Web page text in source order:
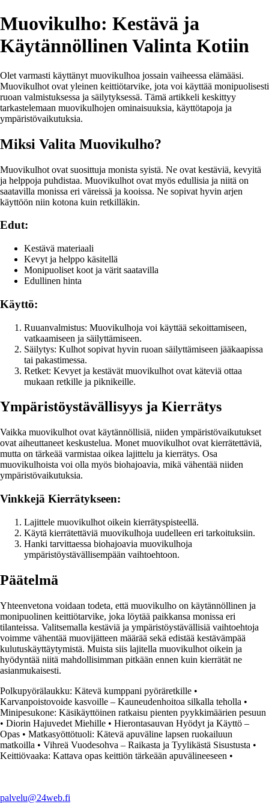
Muovikulho: Kestävä ja
Käytännöllinen Valinta Kotiin
Olet varmasti käyttänyt muovikulhoa jossain vaiheessa elämääsi.
Muovikulhot ovat yleinen keittiötarvike, jota voi käyttää monipuolisesti
ruoan valmistuksessa ja säilytyksessä. Tämä artikkeli keskittyy
tarkastelemaan muovikulhojen ominaisuuksia, käyttötapoja ja
ympäristövaikutuksia.
Miksi Valita Muovikulho?
Muovikulhot ovat suosittuja monista syistä. Ne ovat kestäviä, kevyitä
ja helppoja puhdistaa. Muovikulhot ovat myös edullisia ja niitä on
saatavilla monissa eri väreissä ja kooissa. Ne sopivat hyvin arjen
käyttöön niin kotona kuin retkilläkin.
Edut:
Kestävä materiaali
Kevyt ja helppo käsitellä
Monipuoliset koot ja värit saatavilla
Edullinen hinta
Käyttö:
Ruuanvalmistus: Muovikulhoja voi käyttää sekoittamiseen,
vatkaamiseen ja säilyttämiseen.
Säilytys: Kulhot sopivat hyvin ruoan säilyttämiseen jääkaapissa
tai pakastimessa.
Retket: Kevyet ja kestävät muovikulhot ovat käteviä ottaa
mukaan retkille ja piknikeille.
Ympäristöystävällisyys ja Kierrätys
Vaikka muovikulhot ovat käytännöllisiä, niiden ympäristövaikutukset
ovat aiheuttaneet keskustelua. Monet muovikulhot ovat kierrätettäviä,
mutta on tärkeää varmistaa oikea lajittelu ja kierrätys. Osa
muovikulhoista voi olla myös biohajoavia, mikä vähentää niiden
ympäristövaikutuksia.
Vinkkejä Kierrätykseen:
Lajittele muovikulhot oikein kierrätyspisteellä.
Käytä kierrätettäviä muovikulhoja uudelleen eri tarkoituksiin.
Hanki tarvittaessa biohajoavia muovikulhoja
ympäristöystävällisempään vaihtoehtoon.
Päätelmä
Yhteenvetona voidaan todeta, että muovikulho on käytännöllinen ja
monipuolinen keittiötarvike, joka löytää paikkansa monissa eri
tilanteissa. Valitsemalla kestäviä ja ympäristöystävällisiä vaihtoehtoja
voimme vähentää muovijätteen määrää sekä edistää kestävämpää
kulutuskäyttäytymistä. Muista siis lajitella muovikulhot oikein ja
hyödyntää niitä mahdollisimman pitkään ennen kuin kierrätät ne
asianmukaisesti.
Polkupyörälaukku: Kätevä kumppani pyöräretkille •
Karvanpoistovoide kasvoille – Kauneudenhoitoa silkalla teholla •
Minipesukone: Käsikäyttöinen ratkaisu pienten pyykkimäärien pesuun
• Diorin Hajuvedet Miehille • Hierontasauvan Hyödyt ja Käyttö –
Opas • Matkasyöttötuoli: Kätevä apuväline lapsen ruokailuun
matkoilla • Vihreä Vuodesohva – Raikasta ja Tyylikästä Sisustusta •
Keittiövaaka: Kattava opas keittiön tärkeään apuvälineeseen •
palvelu@24web.fi